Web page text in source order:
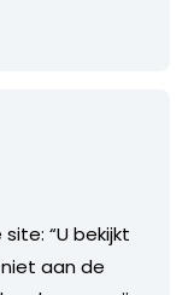
“U bekijkt
aan de